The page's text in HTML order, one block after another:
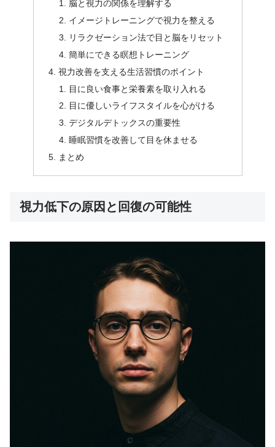
脳と視力の関係を理解する
イメージトレーニングで視力を整える
リラクゼーション法で目と脳をリセット
簡単にできる瞑想トレーニング
視力改善を支える生活習慣のポイント
目に良い食事と栄養素を取り入れる
目に優しいライフスタイルを心がける
デジタルデトックスの重要性
睡眠習慣を改善して目を休ませる
まとめ
視力低下の原因と回復の可能性